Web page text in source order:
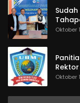
Oktober
Rektor
Oktober